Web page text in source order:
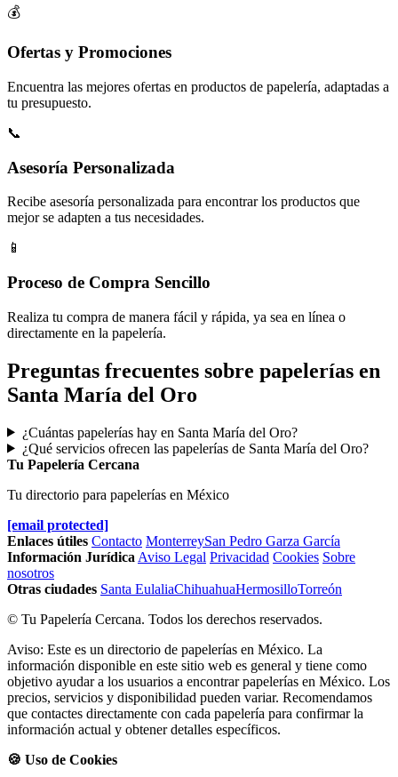
💰
Ofertas y Promociones
Encuentra las mejores ofertas en productos de papelería, adaptadas a
tu presupuesto.
📞
Asesoría Personalizada
Recibe asesoría personalizada para encontrar los productos que
mejor se adapten a tus necesidades.
📱
Proceso de Compra Sencillo
Realiza tu compra de manera fácil y rápida, ya sea en línea o
directamente en la papelería.
Preguntas frecuentes sobre papelerías en
Santa María del Oro
¿Cuántas papelerías hay en Santa María del Oro?
¿Qué servicios ofrecen las papelerías de Santa María del Oro?
Tu Papelería Cercana
Tu directorio para papelerías en México
[email protected]
Enlaces útiles Contacto MonterreySan Pedro Garza García
Información Jurídica Aviso Legal Privacidad Cookies Sobre
nosotros
Otras ciudades Santa EulaliaChihuahuaHermosilloTorreón
© Tu Papelería Cercana. Todos los derechos reservados.
Aviso: Este es un directorio de papelerías en México. La
información disponible en este sitio web es general y tiene como
objetivo ayudar a los usuarios a encontrar papelerías en México. Los
precios, servicios y disponibilidad pueden variar. Recomendamos
que contactes directamente con cada papelería para confirmar la
información actual y obtener detalles específicos.
🍪 Uso de Cookies